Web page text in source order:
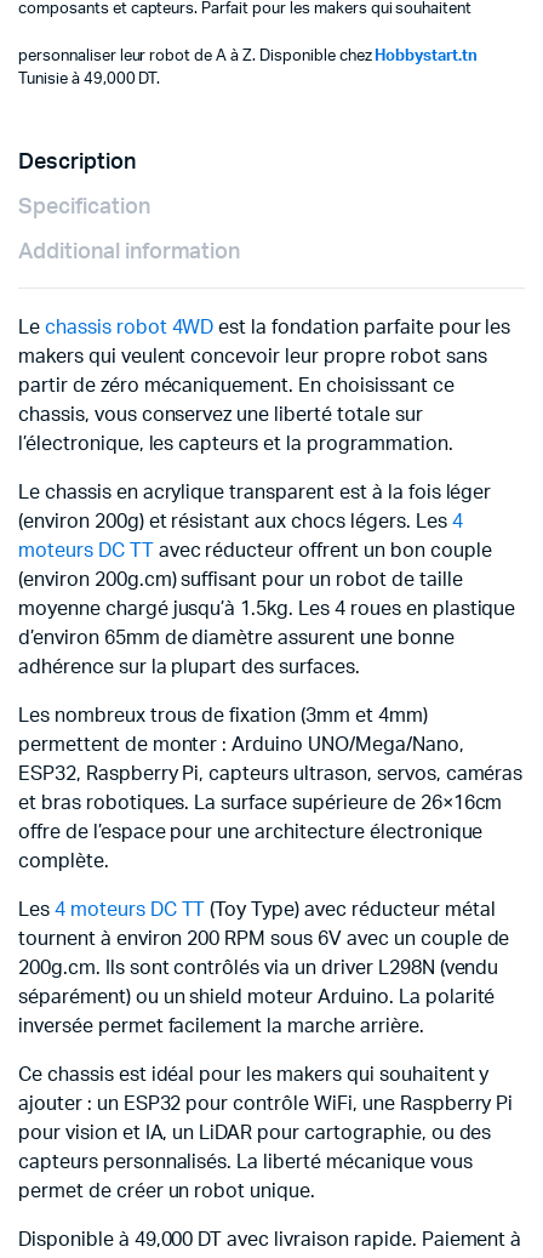
composants et capteurs. Parfait pour les makers qui souhaitent
personnaliser leur robot de A à Z. Disponible chez Hobbystart.tn
Tunisie à 49,000 DT.
Description
Specification
Additional information
Le chassis robot 4WD est la fondation parfaite pour les
makers qui veulent concevoir leur propre robot sans
partir de zéro mécaniquement. En choisissant ce
chassis, vous conservez une liberté totale sur
l’électronique, les capteurs et la programmation.
Le chassis en acrylique transparent est à la fois léger
(environ 200g) et résistant aux chocs légers. Les 4
moteurs DC TT
avec réducteur offrent un bon couple
(environ 200g.cm) suffisant pour un robot de taille
moyenne chargé jusqu’à 1.5kg. Les 4 roues en plastique
d’environ 65mm de diamètre assurent une bonne
adhérence sur la plupart des surfaces.
Les nombreux trous de fixation (3mm et 4mm)
permettent de monter : Arduino UNO/Mega/Nano,
ESP32, Raspberry Pi, capteurs ultrason, servos, caméras
et bras robotiques. La surface supérieure de 26×16cm
offre de l’espace pour une architecture électronique
complète.
Les 4 moteurs DC TT
(Toy Type) avec réducteur métal
tournent à environ 200 RPM sous 6V avec un couple de
200g.cm. Ils sont contrôlés via un driver L298N (vendu
séparément) ou un shield moteur Arduino. La polarité
inversée permet facilement la marche arrière.
Ce chassis est idéal pour les makers qui souhaitent y
ajouter : un ESP32 pour contrôle WiFi, une Raspberry Pi
pour vision et IA, un LiDAR pour cartographie, ou des
capteurs personnalisés. La liberté mécanique vous
permet de créer un robot unique.
Disponible à 49,000 DT avec livraison rapide. Paiement à